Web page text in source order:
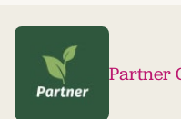
Partner